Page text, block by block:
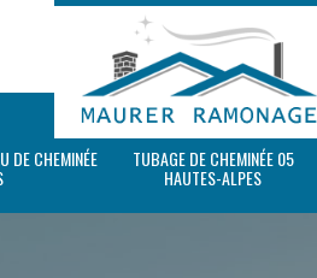
DE CHEMINÉE TUBAGE DE CHEMINÉE 05
HAUTES-ALPES